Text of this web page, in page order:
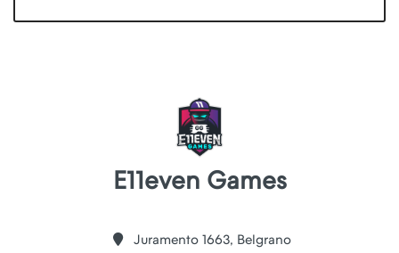
E11even Games
Juramento 1663, Belgrano